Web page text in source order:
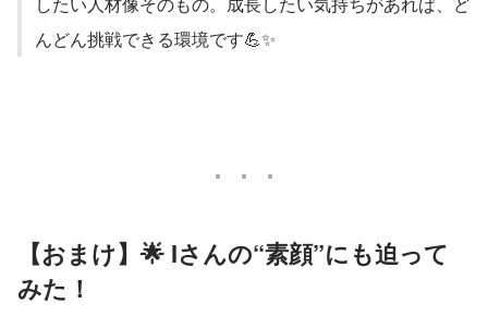
んどん挑戦できる環境です💪✨
【おまけ】🌟 Iさんの“素顔”にも迫って
みた！